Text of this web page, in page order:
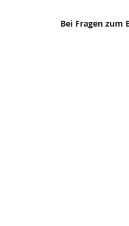
Bei Fragen zum